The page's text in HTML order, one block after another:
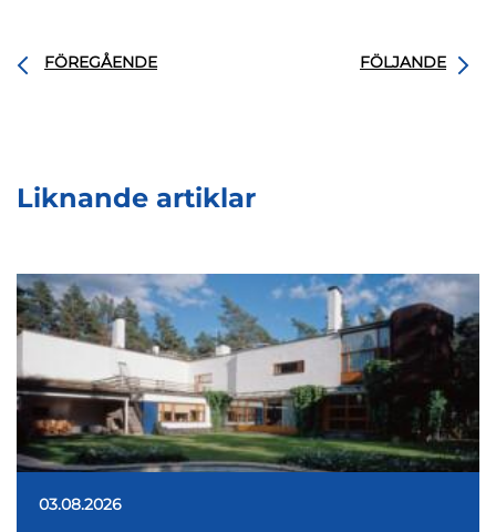
FÖREGÅENDE FÖLJANDE
Liknande artiklar
03.08.2026